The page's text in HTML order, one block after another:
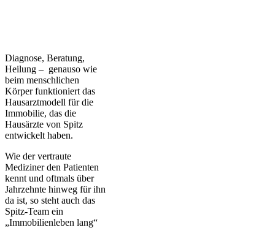
Diagnose, Beratung,
Heilung – genauso wie
beim menschlichen
Körper funktioniert das
Hausarztmodell für die
Immobilie, das die
Hausärzte von Spitz
entwickelt haben.
Wie der vertraute
Mediziner den Patienten
kennt und oftmals über
Jahrzehnte hinweg für ihn
da ist, so steht auch das
Spitz-Team ein
„Immobilienleben lang“